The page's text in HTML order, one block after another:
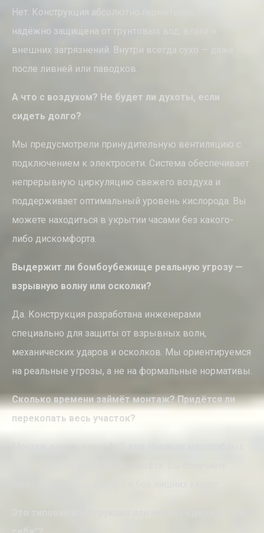
Нет. Конструкция абсолютно герметична. Она
надёжно защищена от грунтовых вод, влаги и
внешних загрязнений. Внутри всегда сухо — даже
после ливней или паводков.
А что с воздухом? Не будет ли духоты, если
сидеть долго?
Мы предусмотрели принудительную вентиляцию с
подключением к электросети. Система обеспечивает
непрерывную циркуляцию свежего воздуха и
поддерживает оптимальный уровень кислорода. Вы
можете находиться в укрытии часами без какого-
либо дискомфорта.
Выдержит ли бомбоубежище реальную угрозу —
взрывную волну или осколки?
Да. Конструкция разработана инженерами
специально для защиты от взрывных волн,
механических ударов и осколков. Мы ориентируемся
на реальные угрозы, а не на формальные нормативы.
Сколько времени займёт монтаж? Придётся ли
перекопать весь участок?